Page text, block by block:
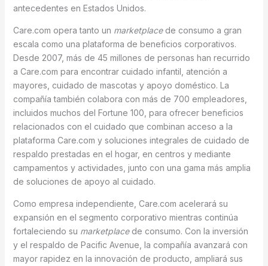
antecedentes en Estados Unidos.
Care.com opera tanto un marketplace de consumo a gran
escala como una plataforma de beneficios corporativos.
Desde 2007, más de 45 millones de personas han recurrido
a Care.com para encontrar cuidado infantil, atención a
mayores, cuidado de mascotas y apoyo doméstico. La
compañía también colabora con más de 700 empleadores,
incluidos muchos del Fortune 100, para ofrecer beneficios
relacionados con el cuidado que combinan acceso a la
plataforma Care.com y soluciones integrales de cuidado de
respaldo prestadas en el hogar, en centros y mediante
campamentos y actividades, junto con una gama más amplia
de soluciones de apoyo al cuidado.
Como empresa independiente, Care.com acelerará su
expansión en el segmento corporativo mientras continúa
fortaleciendo su marketplacede consumo. Con la inversión
y el respaldo de Pacific Avenue, la compañía avanzará con
mayor rapidez en la innovación de producto, ampliará sus